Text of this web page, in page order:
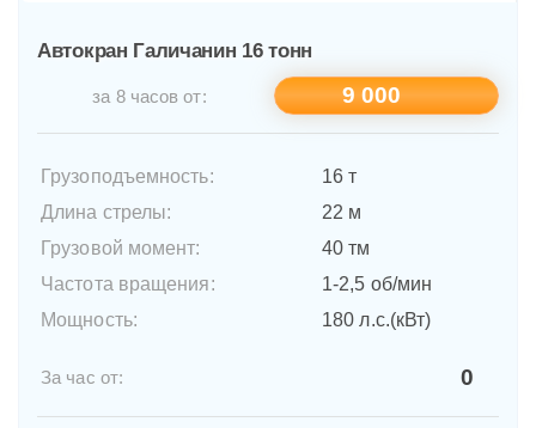
Автокран Галичанин 16 тонн
за 8 часов от: 9 000
Грузоподъемность:
16 т
Длина стрелы:
22 м
Грузовой момент:
40 тм
Частота вращения:
1-2,5 об/мин
Мощность:
180 л.с.(кВт)
За час от: 0